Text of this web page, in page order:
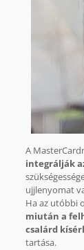
A
integrálják
ujjlenyomat
Ha az utóbbi
miután a
csalárd
tartása.